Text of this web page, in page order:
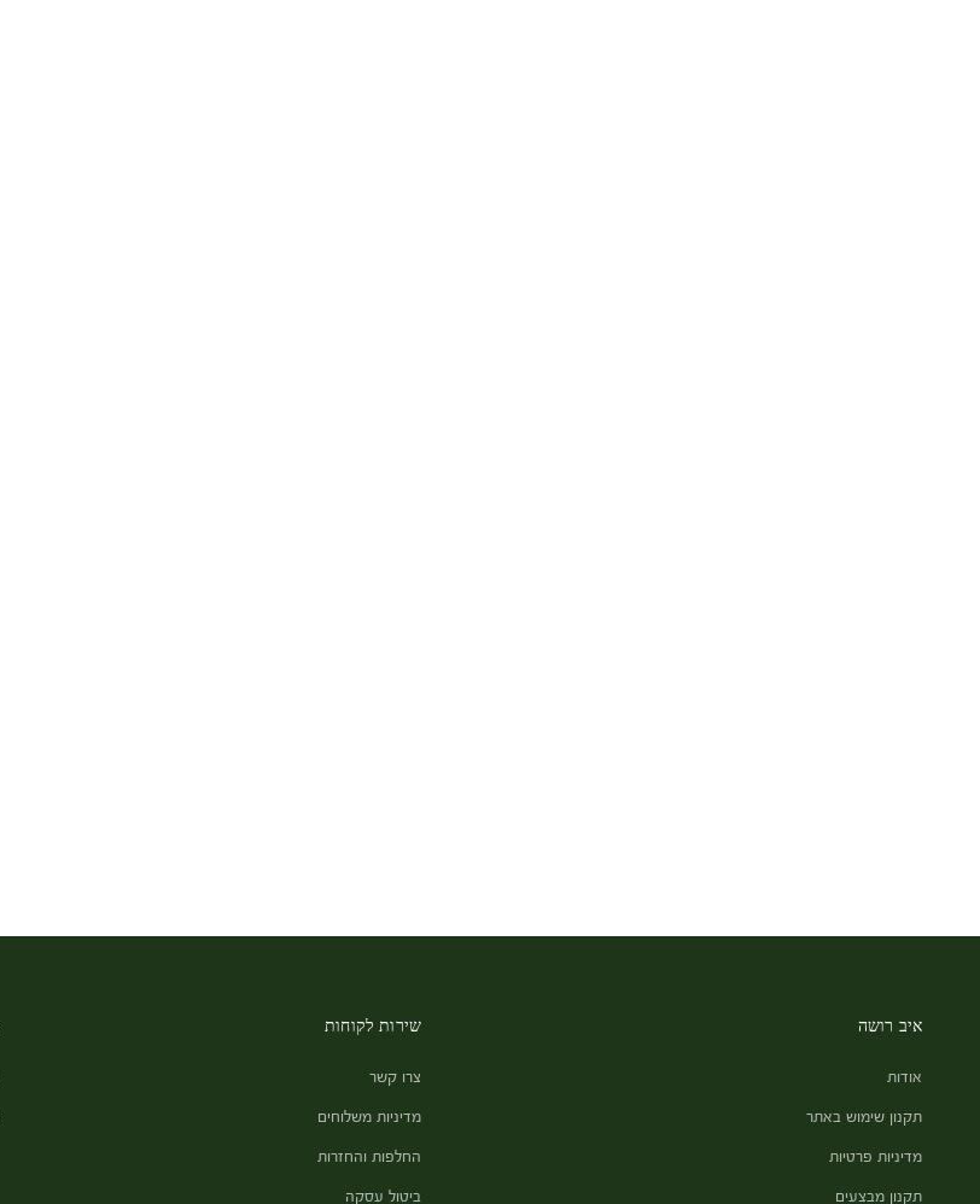
איב רושה
אודות
תקנון שימוש באתר
מדיניות פרטיות
תקנון מבצעים
שירות לקוחות
צרו קשר
מדיניות משלוחים
החלפות והחזרות
ביטול עסקה